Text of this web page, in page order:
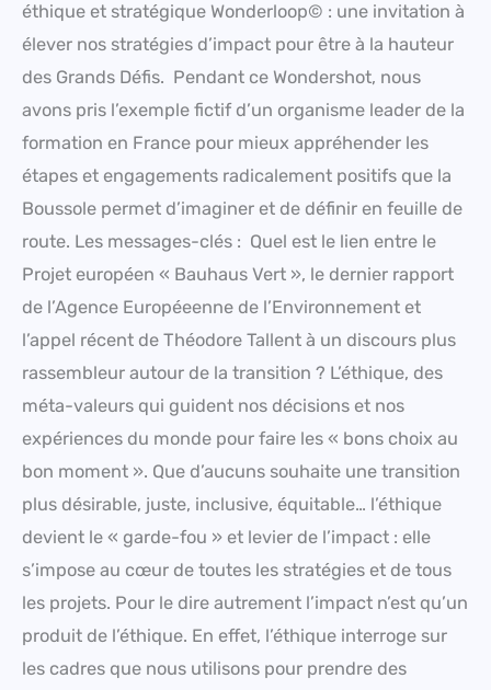
éthique et stratégique Wonderloop© : une invitation à
élever nos stratégies d’impact pour être à la hauteur
des Grands Défis. Pendant ce Wondershot, nous
avons pris l’exemple fictif d’un organisme leader de la
formation en France pour mieux appréhender les
étapes et engagements radicalement positifs que la
Boussole permet d’imaginer et de définir en feuille de
route. Les messages-clés : Quel est le lien entre le
Projet européen « Bauhaus Vert », le dernier rapport
de l’Agence Européeenne de l’Environnement et
l’appel récent de Théodore Tallent à un discours plus
rassembleur autour de la transition ? L’éthique, des
méta-valeurs qui guident nos décisions et nos
expériences du monde pour faire les « bons choix au
bon moment ». Que d’aucuns souhaite une transition
plus désirable, juste, inclusive, équitable… l’éthique
devient le « garde-fou » et levier de l’impact : elle
s’impose au cœur de toutes les stratégies et de tous
les projets. Pour le dire autrement l’impact n’est qu’un
produit de l’éthique. En effet, l’éthique interroge sur
les cadres que nous utilisons pour prendre des